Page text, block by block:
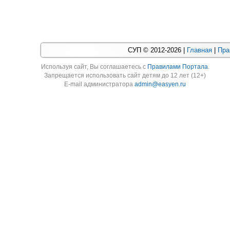
СУП © 2012-2026 | Главная
Используя cайт, Вы соглашаетесь с Правилами Портала.
Запрещается использовать сайт детям до 12 лет (12+)
E-mail администратораadmin@easyen.ru